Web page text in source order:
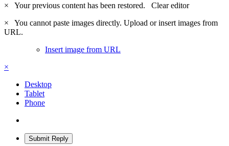
×
Your previous content has been restored. Clear editor
×
You cannot paste images directly. Upload or insert images from
URL.
Insert image from URL
×
Desktop
Tablet
Phone
Submit Reply